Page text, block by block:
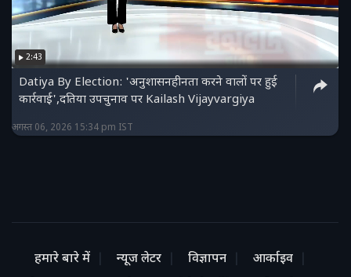
2:43
Datiya By Election: 'अनुशासनहीनता करने वालों पर हुई
कार्रवाई',दतिया उपचुनाव पर Kailash Vijayvargiya
अगस्त 06, 2026 15:34 pm IST
हमारे बारे में न्यूज लेटर विज्ञापन
आर्काइव